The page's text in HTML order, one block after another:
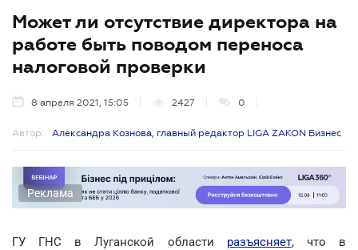
Может ли отсутствие директора на
работе быть поводом переноса
налоговой проверки
8 апреля 2021, 15:05 2427 0
Автор: Александра Кознова, главный редактор LIGA ZAKON Бизнес
Реклама
ГУ ГНС в Луганской области разъясняет, что в